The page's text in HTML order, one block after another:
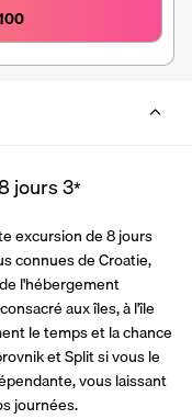
jours3*
excursion de 8 jours
connues de Croatie,
l'hébergement
aux îles, à l'île
le temps et la chance
et Split si vous le
vous laissant
journées.